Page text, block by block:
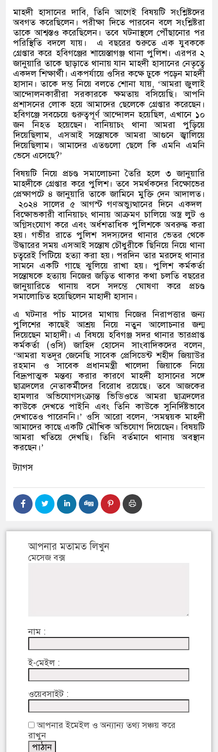
মাহদী হাসানের দাবি,তিনি আগেই বিষয়টি সংশ্লিষ্টদের
অবগত করেছিলেন। পরীক্ষা দিতে পারবেন বলে সংশ্লিষ্টরা
তাকে আশ্বস্তও করেছিলেন। তবে ঘটনাস্থলে পৌঁছানোর পর
পরিস্থিতি বদলে যায়।
এ বছরের শুরুতে এক যুবককে
গ্রেপ্তার করে হবিগঞ্জের শায়েস্তাগঞ্জ থানা পুলিশ। এরপর ২
জানুয়ারি তাকে ছাড়াতে থানায় যান মাহদী হাসানের নেতৃত্বে
একদল শিক্ষার্থী। একপর্যায়ে ওসির কক্ষে ঢুকে পড়েন মাহদী
হাসান। তাকে দম্ভ নিয়ে বলতে শোনা যায়, ‘আমরা জুলাই
আন্দোলনকারীরা সরকারকে ক্ষমতায় বসিয়েছি। আপনি
প্রশাসনের লোক হয়ে আমাদের ছেলেকে গ্রেপ্তার করেছেন।
হবিগঞ্জে সবচেয়ে গুরুত্বপূর্ণ আন্দোলন হয়েছিল, এখানে ১০
জন নিহত হয়েছেন। বানিয়াচং থানা আমরা পুড়িয়ে
দিয়েছিলাম, এসআই সন্তোষকে আমরা আগুনে জ্বালিয়ে
দিয়েছিলাম। আমাদের এতগুলো ছেলে কি এমনি এমনি
ভেসে এসেছে?’
বিষয়টি নিয়ে প্রচণ্ড সমালোচনা তৈরি হলে ৩ জানুয়ারি
মাহদীকে গ্রেপ্তার করে পুলিশ। তবে সমর্থকদের বিক্ষোভের
প্রেক্ষাপটে ৪ জানুয়ারি তাকে জামিনে মুক্তি দেন আদালত।
২০২৪ সালের ৫ আগস্ট গণঅভ্যুত্থানের দিনে একদল
বিক্ষোভকারী বানিয়াচং থানায় আক্রমণ চালিয়ে অস্ত্র লুট ও
অগ্নিসংযোগ করে এবং অর্ধশতাধিক পুলিশকে অবরুদ্ধ করা
হয়। গভীর রাতে পুলিশ সদস্যদের থানার ভেতর থেকে
উদ্ধারের সময় এসআই সন্তোষ চৌধুরীকে ছিনিয়ে নিয়ে থানা
চত্বরেই পিটিয়ে হত্যা করা হয়। পরদিন তার মরদেহ থানার
সামনে একটি গাছে ঝুলিয়ে রাখা হয়। পুলিশ কর্মকর্তা
সন্তোষকে হত্যায় নিজের জড়িত থাকার কথা চলতি বছরের
জানুয়ারিতে থানায় বসে সদম্ভে ঘোষণা করে প্রচণ্ড
সমালোচিত হয়েছিলেন মাহাদী হাসান।
এ ঘটনার পাঁচ মাসের মাথায় নিজের নিরাপত্তার জন্য
পুলিশের কাছেই আশ্রয় নিয়ে নতুন আলোচনার জন্ম
দিয়েছেন মাহাদী। এ বিষয়ে হবিগঞ্জ সদর থানার ভারপ্রাপ্ত
কর্মকর্তা(ওসি)জাহিদ হোসেন সাংবাদিকদের বলেন,
‘আমরা যতদূর জেনেছি সাবেক প্রেসিডেন্ট শহীদ জিয়াউর
রহমান ও সাবেক প্রধানমন্ত্রী খালেদা জিয়াকে নিয়ে
বিদ্রূপাত্মক মন্তব্য করার কারণে মাহদী হাসানের সঙ্গে
ছাত্রদলের নেতাকর্মীদের বিরোধ রয়েছে। তবে আজকের
হামলার অভিযোগসংক্রান্ত ভিডিওতে আমরা ছাত্রদলের
কাউকে দেখতে পাইনি এবং তিনি কাউকে সুনির্দিষ্টভাবে
দেখাতেও পারেননি।’ওসি আরো বলেন, ‘সমন্বয়ক মাহদী
আমাদের কাছে একটি মৌখিক অভিযোগ দিয়েছেন। বিষয়টি
আমরা খতিয়ে দেখছি। তিনি বর্তমানে থানায় অবস্থান
করছেন।’
ট্যাগস
আপনার মতামত লিখুন
মেসেজ বক্স
নাম :
ই-মেইল :
ওয়েবসাইট :
আপনার ইমেইল ও অন্যান্য তথ্য সঞ্চয় করে
রাখুন